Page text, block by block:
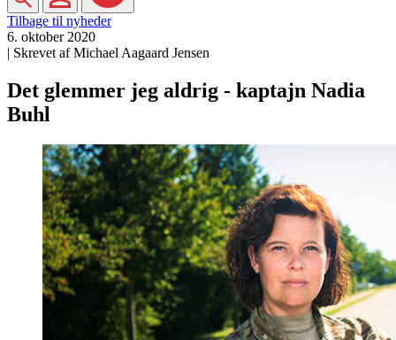
Søg MitHOD Menu
Tilbage til nyheder
6. oktober 2020
| Skrevet af Michael Aagaard Jensen
Det glemmer jeg aldrig - kaptajn Nadia
Buhl